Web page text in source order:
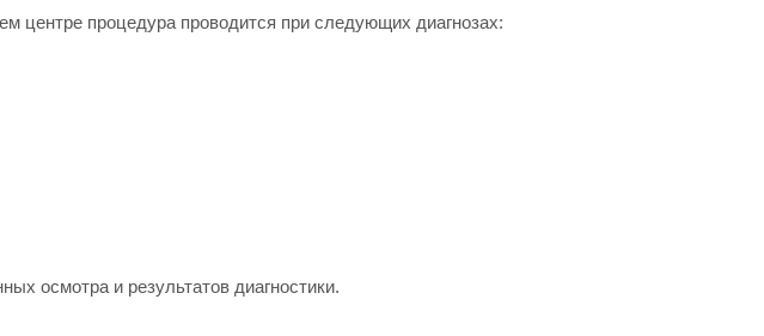
центре процедура проводится при следующих диагнозах:
осмотра и результатов диагностики.